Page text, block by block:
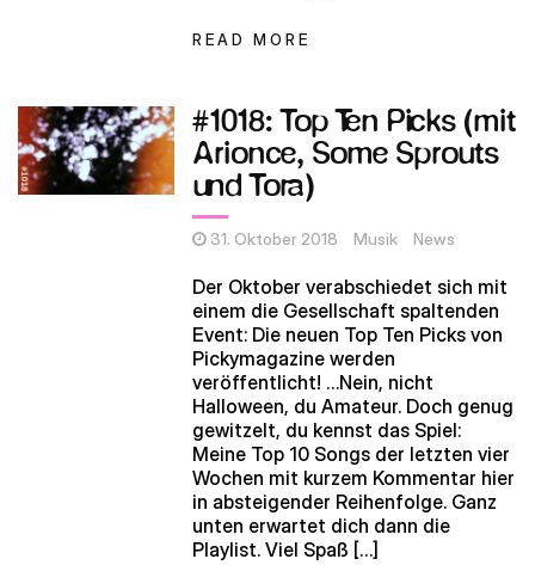
READ MORE
#1018: Top Ten Picks (mit
Arionce, Some Sprouts
und Tora)
31. Oktober 2018 Musik News
Der Oktober verabschiedet sich mit
einem die Gesellschaft spaltenden
Event: Die neuen Top Ten Picks von
Pickymagazine werden
veröffentlicht! …Nein, nicht
Halloween, du Amateur. Doch genug
gewitzelt, du kennst das Spiel:
Meine Top 10 Songs der letzten vier
Wochen mit kurzem Kommentar hier
in absteigender Reihenfolge. Ganz
unten erwartet dich dann die
Playlist. Viel Spaß […]